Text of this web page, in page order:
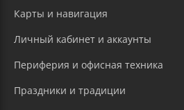
Карты и навигация
Личный кабинет и аккаунты
Периферия и офисная техника
Праздники и традиции